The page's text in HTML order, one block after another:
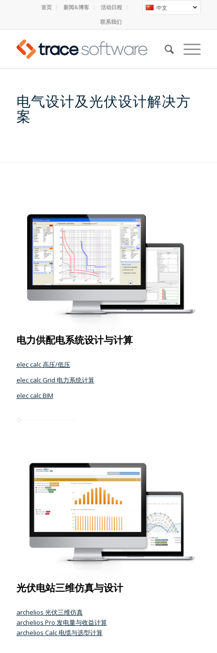
中文
首页 新闻&博客
活动日程
联系我们
电气设计及光伏设计解决方
案
电力供配电系统设计与计算
elec calc 高压/低压
elec calc Grid 电力系统计算
elec calc BIM
光伏电站三维仿真与设计
archelios 光伏三维仿真
archelios Pro 发电量与收益计算
archelios Calc 电缆与选型计算